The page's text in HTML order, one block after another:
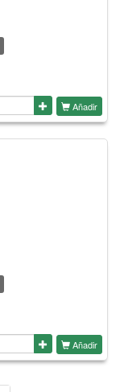
Añadir
Añadir